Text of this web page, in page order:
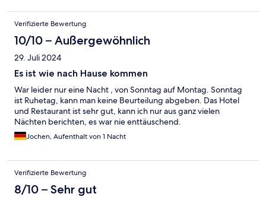
Verifizierte Bewertung
10/10 – Außergewöhnlich
29. Juli 2024
Es ist wie nach Hause kommen
War leider nur eine Nacht , von Sonntag auf Montag. Sonntag
ist Ruhetag, kann man keine Beurteilung abgeben. Das Hotel
und Restaurant ist sehr gut, kann ich nur aus ganz vielen
Nächten berichten, es war nie enttäuschend.
Jochen, Aufenthalt von 1 Nacht
Verifizierte Bewertung
8/10 – Sehr gut